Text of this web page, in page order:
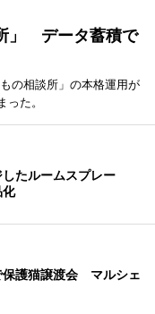
」 データ蓄積で
の相談所」の本格運用が
た。
したルームスプレー
化
保護猫譲渡会 マルシェ